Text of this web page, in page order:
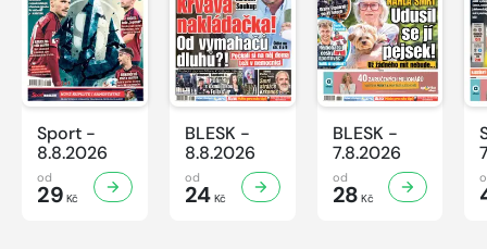
Sport -
8.8.2026
od
29 Kč
BLESK -
8.8.2026
od
24Kč
BLESK -
7.8.2026
od
28 Kč